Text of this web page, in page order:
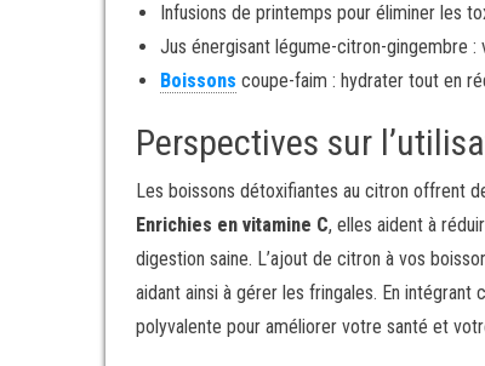
Infusions de printemps pour éliminer les
Jus énergisant légume-citron-gingembre :
Boissons coupe-faim : hydrater tout en
Perspectives sur
Les boissons détoxifiantes au citron offrent
Enrichies en vitamine C, elles aident à
digestion saine. L’ajout de citron à vos
aidant ainsi à gérer les fringales. En
polyvalente pour améliorer votre santé et